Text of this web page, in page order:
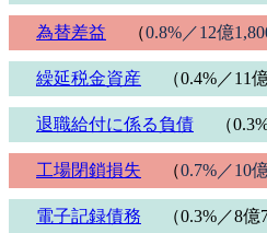
為替差益 （0.8%／12億
繰延税金資産 （0.4%／11
退職給付に係る負債 （
工場閉鎖損失 （0.7%／10
電子記録債務 （0.3%／8億